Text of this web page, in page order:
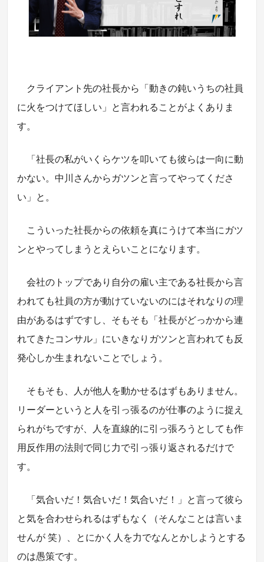
クライアント先の社長から「動きの鈍いうちの社員
に火をつけてほしい」と言われることがよくありま
す。
「社長の私がいくらケツを叩いても彼らは一向に動
かない。中川さんからガツンと言ってやってくださ
い」と。
こういった社長からの依頼を真にうけて本当にガツ
ンとやってしまうとえらいことになります。
会社のトップであり自分の雇い主である社長から言
われても社員の方が動けていないのにはそれなりの理
由があるはずですし、そもそも「社長がどっかから連
れてきたコンサル」にいきなりガツンと言われても反
発心しか生まれないことでしょう。
そもそも、人が他人を動かせるはずもありません。
リーダーというと人を引っ張るのが仕事のように捉え
られがちですが、人を直線的に引っ張ろうとしても作
用反作用の法則で同じ力で引っ張り返されるだけで
す。
「気合いだ！気合いだ！気合いだ！」と言って彼ら
と気を合わせられるはずもなく（そんなことは言いま
せんが 笑）、とにかく人を力でなんとかしようとする
のは愚策です。